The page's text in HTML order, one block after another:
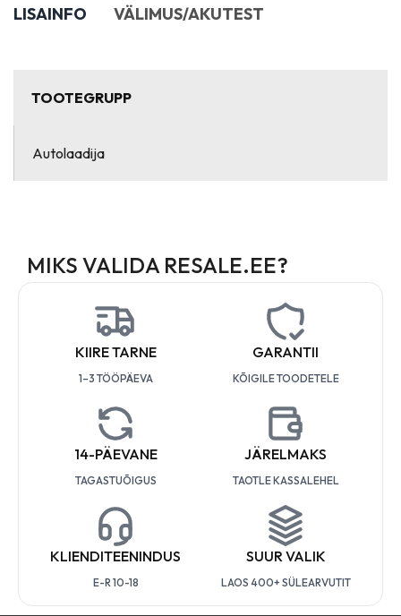
LISAINFO VÄLIMUS/AKUTEST
TOOTEGRUPP
Autolaadija
MIKS VALIDA RESALE.EE?
KIIRE TARNE
1–3 TÖÖPÄEVA
GARANTII
KÕIGILE TOODETELE
14-PÄEVANE
TAGASTUÕIGUS
JÄRELMAKS
TAOTLE KASSALEHEL
KLIENDITEENINDUS
E-R 10-18
SUUR VALIK
LAOS 400+ SÜLEARVUTIT